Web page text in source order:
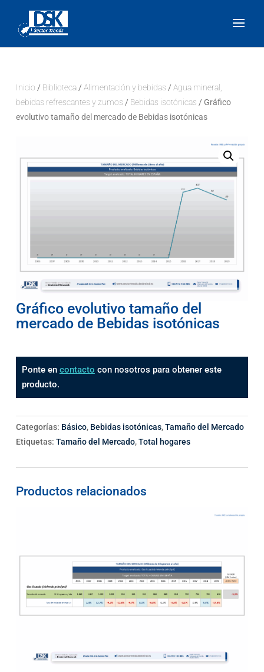
Inicio / Biblioteca/ Alimentación y bebidas / Agua mineral,
bebidas refrescantes y zumos / Bebidas isotónicas / Gráfico
evolutivo tamaño del mercado de Bebidas isotónicas
Gráfico evolutivo tamaño del
mercado de Bebidas isotónicas
Ponte en contacto con nosotros para obtener este
producto.
Categorías: Básico, Bebidas isotónicas,Tamaño del Mercado
Etiquetas: Tamaño del Mercado,Total hogares
Productos relacionados